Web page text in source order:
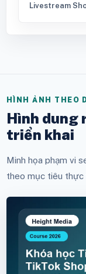
Livestream
HÌNH ẢNH THEO
Hình dung
triển khai
Minh họa phạm vi
theo mục tiêu thực